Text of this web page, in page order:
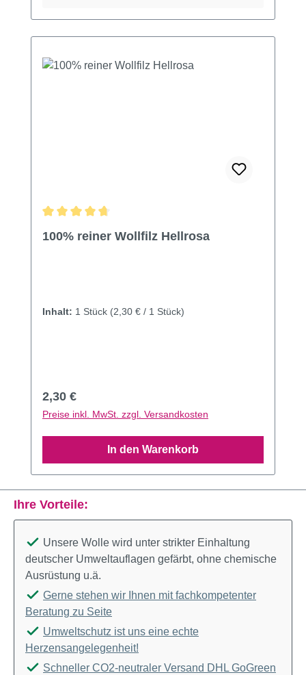
100% reiner Wollfilz Hellrosa
Inhalt: 1 Stück (2,30 € / 1 Stück)
Regulärer Preis:
2,30 €
Preise inkl. MwSt. zzgl. Versandkosten
In den Warenkorb
Ihre Vorteile:
Unsere Wolle wird unter strikter Einhaltung
deutscher Umweltauflagen gefärbt, ohne chemische
Ausrüstung u.ä.
Gerne stehen wir Ihnen mit fachkompetenter
Beratung zu Seite
Umweltschutz ist uns eine echte
Herzensangelegenheit!
Schneller CO2-neutraler Versand DHL GoGreen